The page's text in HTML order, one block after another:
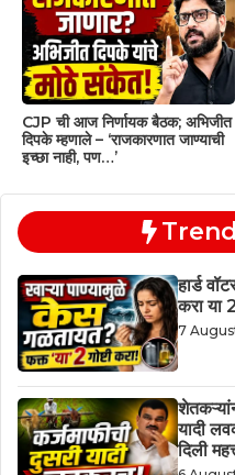
CJP ची आज निर्णायक बैठक; अभिजीत
दिपके म्हणाले – ‘राजकारणात जाण्याची
इच्छा नाही, पण…’
हार्ड
करा या
7
यादी
दिली